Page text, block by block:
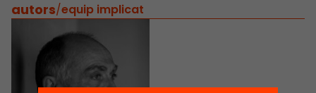
autors/equip implicat